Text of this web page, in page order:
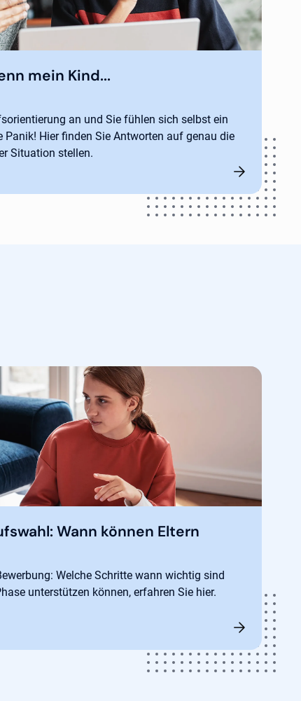
mein Kind...
an und Sie fühlen sich selbst ein
Panik! Hier finden Sie Antworten auf genau die
Situation stellen.
Wann können Eltern
Welche Schritte wann wichtig sind
unterstützen können, erfahren Sie hier.